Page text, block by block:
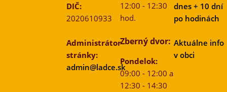
DIČ:
2020610933
Administrátor
stránky:
admin@ladce.sk
12:00 - 12:30
hod.
Zberný dvor:
Pondelok:
09:00 - 12:00 a
12:30 - 14:30
dnes + 10 dní
po hodinách
Aktuálne info
v obci